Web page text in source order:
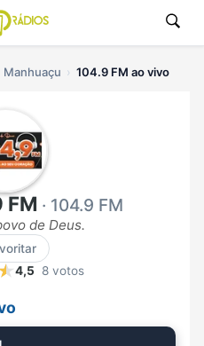
Manhuaçu 104.9 FM ao vivo
FM · 104.9 FM
de Deus.
4,5
8 votos